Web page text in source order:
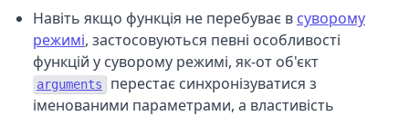
Навіть якщо функція не перебуває в суворому
режимі, застосовуються певні особливості
функцій у суворому режимі, як-от об'єкт
arguments
перестає синхронізуватися з
іменованими параметрами, а властивість